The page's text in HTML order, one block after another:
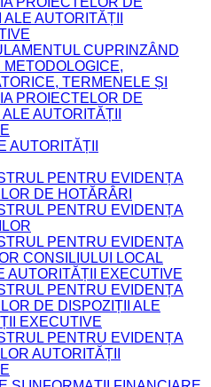
AUTORITĂȚII
CUPRINZÂND
METODOLOGICE,
TERMENELE ȘI
PROIECTELOR DE
AUTORITĂȚII
AUTORITĂȚII
PENTRU EVIDENȚA
DE HOTĂRÂRI
PENTRU EVIDENȚA
PENTRU EVIDENȚA
CONSILIULUI LOCAL
AUTORITĂȚII EXECUTIVE
PENTRU EVIDENȚA
DE DISPOZIȚII ALE
EXECUTIVE
PENTRU EVIDENȚA
AUTORITĂȚII